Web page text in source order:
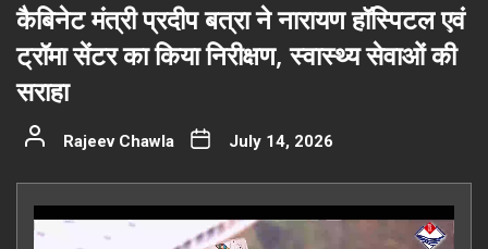
कैबिनेट मंत्री प्रदीप बत्रा ने नारायण हॉस्पिटल एवं
ट्रॉमा सेंटर का किया निरीक्षण, स्वास्थ्य सेवाओं की
सराहा
Rajeev Chawla July 14, 2026